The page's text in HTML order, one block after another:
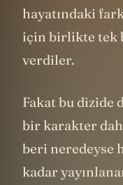
hayatındaki
için birlikte tek
verdiler.
Fakat bu dizide
bir karakter
beri neredeyse
kadar